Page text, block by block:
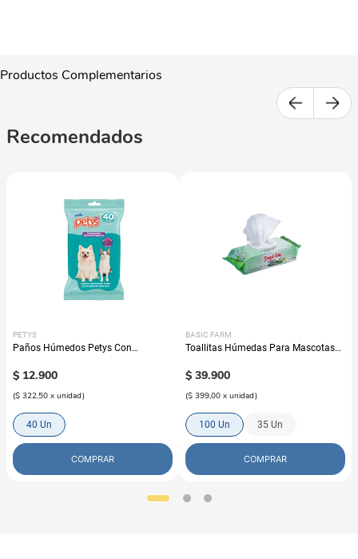
Productos Complementarios
Recomendados
PETYS
Paños Húmedos Petys Con
$ 12.900
($ 322,50 x unidad)
40 Un
COMPRAR
BASIC FARM
Toallitas Húmedas Para Mascotas
$ 39.900
($ 399,00 x unidad)
100 Un 35 Un
COMPRAR